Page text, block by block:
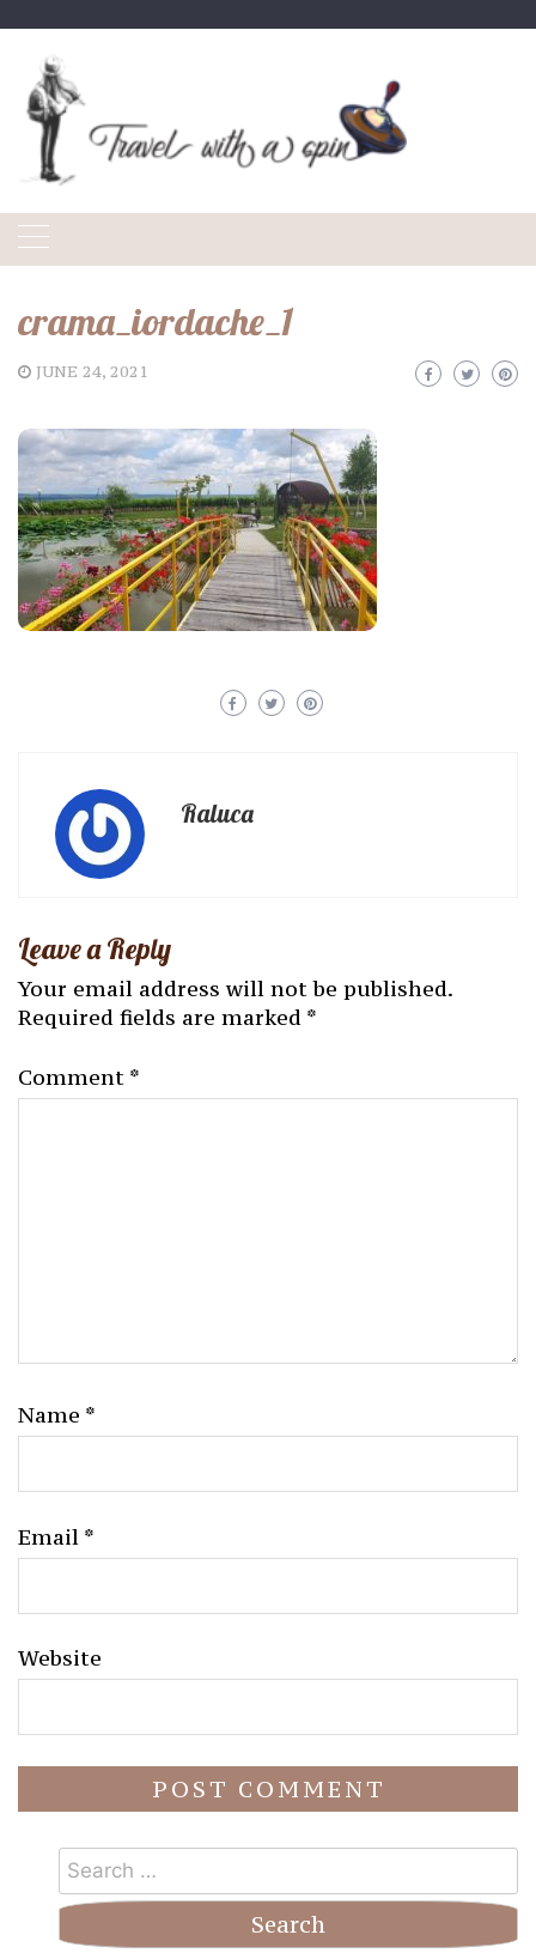
content
crama_iordache_1
JUNE 24, 2021
Raluca
Leave a Reply
Your email address will not be published.
Required fields are marked *
Comment *
Name *
Email *
Website
Search
for: